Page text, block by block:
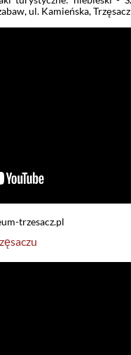
ul. Kamieńska, Trzęsacz
trzesacz.pl